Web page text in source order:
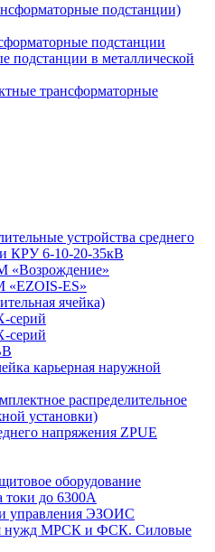
подстанции)
подстанции
подстанции в металлической
трансформаторные
устройства среднего
КРУ 6-10-20-35кВ
«Возрождение»
«EZOIS-ES»
ячейка)
серий
серий
карьерная наружной
распределительное
установки)
напряжения ZPUE
оборудование
до 6300А
управления ЭЗОИС
нужд МРСК и ФСК. Силовые